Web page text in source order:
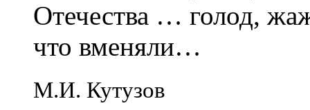
Отечества … голод,
что вменяли…
М.И. Кутузов